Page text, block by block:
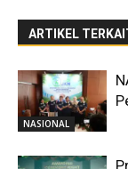
ARTIKEL
NASIONAL